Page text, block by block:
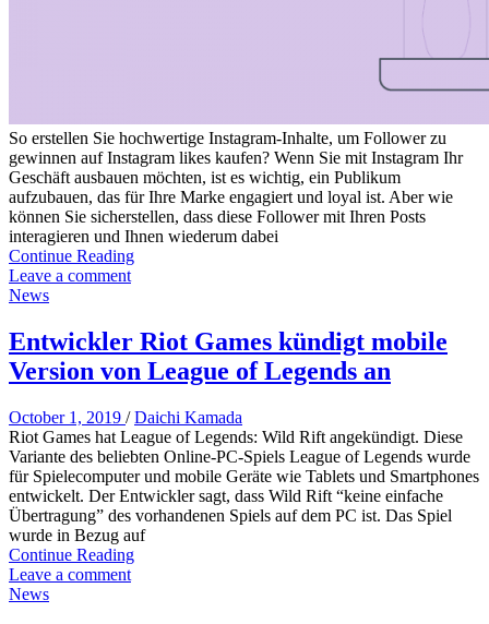
So erstellen Sie hochwertige Instagram-Inhalte, um Follower zu
gewinnen auf Instagram likes kaufen? Wenn Sie mit Instagram Ihr
Geschäft ausbauen möchten, ist es wichtig, ein Publikum
aufzubauen, das für Ihre Marke engagiert und loyal ist. Aber wie
können Sie sicherstellen, dass diese Follower mit Ihren Posts
interagieren und Ihnen wiederum dabei
Continue Reading
Leave a comment
News
Entwickler Riot Games kündigt mobile
Version von League of Legends an
October 1, 2019 /Daichi Kamada
Riot Games hat League of Legends: Wild Rift angekündigt. Diese
Variante des beliebten Online-PC-Spiels League of Legends wurde
für Spielecomputer und mobile Geräte wie Tablets und Smartphones
entwickelt. Der Entwickler sagt, dass Wild Rift “keine einfache
Übertragung” des vorhandenen Spiels auf dem PC ist. Das Spiel
wurde in Bezug auf
Continue Reading
Leave a comment
News